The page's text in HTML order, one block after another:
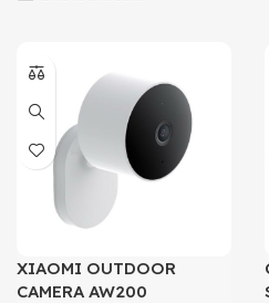
XIAOMI OUTDOOR
CAMERA AW200